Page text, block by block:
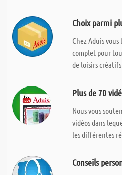
Choix parmi
Chez Aduis
complet pour
de loisirs
Plus de 70
Nous vous
vidéos dans
les différentes
Conseils